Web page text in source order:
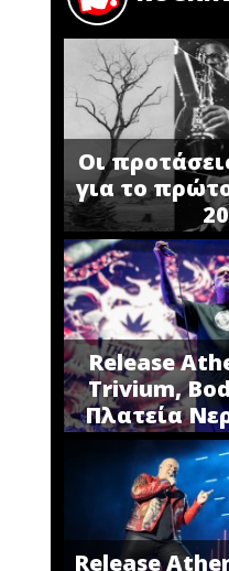
Οι
για το
Release
Trivium,
Πλατεία
Release